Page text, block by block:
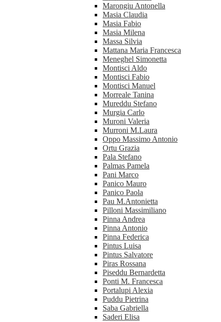
Marongiu Antonella
Masia Claudia
Masia Fabio
Masia Milena
Massa Silvia
Mattana Maria Francesca
Meneghel Simonetta
Montisci Aldo
Montisci Fabio
Montisci Manuel
Morreale Tanina
Mureddu Stefano
Murgia Carlo
Muroni Valeria
Murroni M.Laura
Oppo Massimo Antonio
Ortu Grazia
Pala Stefano
Palmas Pamela
Pani Marco
Panico Mauro
Panico Paola
Pau M.Antonietta
Pilloni Massimiliano
Pinna Andrea
Pinna Antonio
Pinna Federica
Pintus Luisa
Pintus Salvatore
Piras Rossana
Piseddu Bernardetta
Ponti M. Francesca
Portalupi Alexia
Puddu Pietrina
Saba Gabriella
Saderi Elisa